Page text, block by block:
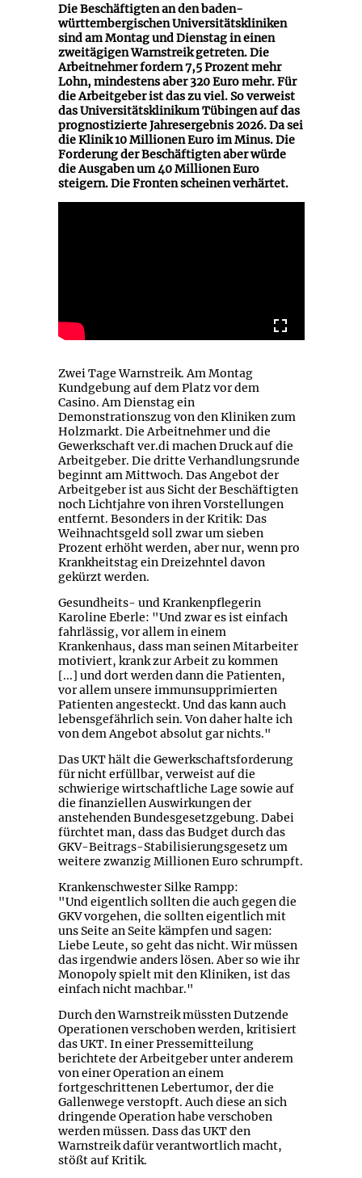
Die Beschäftigten an den baden-
württembergischen Universitätskliniken
sind am Montag und Dienstag in einen
zweitägigen Warnstreik getreten. Die
Arbeitnehmer fordern 7,5 Prozent mehr
Lohn, mindestens aber 320 Euro mehr. Für
die Arbeitgeber ist das zu viel. So verweist
das Universitätsklinikum Tübingen auf das
prognostizierte Jahresergebnis 2026. Da sei
die Klinik 10 Millionen Euro im Minus. Die
Forderung der Beschäftigten aber würde
die Ausgaben um 40 Millionen Euro
steigern. Die Fronten scheinen verhärtet.
Zwei Tage Warnstreik. Am Montag
Kundgebung auf dem Platz vor dem
Casino. Am Dienstag ein
Demonstrationszug von den Kliniken zum
Holzmarkt. Die Arbeitnehmer und die
Gewerkschaft ver.di machen Druck auf die
Arbeitgeber. Die dritte Verhandlungsrunde
beginnt am Mittwoch. Das Angebot der
Arbeitgeber ist aus Sicht der Beschäftigten
noch Lichtjahre von ihren Vorstellungen
entfernt. Besonders in der Kritik: Das
Weihnachtsgeld soll zwar um sieben
Prozent erhöht werden, aber nur, wenn pro
Krankheitstag ein Dreizehntel davon
gekürzt werden.
Gesundheits- und Krankenpflegerin
Karoline Eberle: "Und zwar es ist einfach
fahrlässig, vor allem in einem
Krankenhaus, dass man seinen Mitarbeiter
motiviert, krank zur Arbeit zu kommen
[...] und dort werden dann die Patienten,
vor allem unsere immunsupprimierten
Patienten angesteckt. Und das kann auch
lebensgefährlich sein. Von daher halte ich
von dem Angebot absolut gar nichts."
Das UKT hält die Gewerkschaftsforderung
für nicht erfüllbar, verweist auf die
schwierige wirtschaftliche Lage sowie auf
die finanziellen Auswirkungen der
anstehenden Bundesgesetzgebung. Dabei
fürchtet man, dass das Budget durch das
GKV-Beitrags-Stabilisierungsgesetz um
weitere zwanzig Millionen Euro schrumpft.
Krankenschwester Silke Rampp:
"Und eigentlich sollten die auch gegen die
GKV vorgehen, die sollten eigentlich mit
uns Seite an Seite kämpfen und sagen:
Liebe Leute, so geht das nicht. Wir müssen
das irgendwie anders lösen. Aber so wie ihr
Monopoly spielt mit den Kliniken, ist das
einfach nicht machbar."
Durch den Warnstreik müssten Dutzende
Operationen verschoben werden, kritisiert
das UKT. In einer Pressemitteilung
berichtete der Arbeitgeber unter anderem
von einer Operation an einem
fortgeschrittenen Lebertumor, der die
Gallenwege verstopft. Auch diese an sich
dringende Operation habe verschoben
werden müssen. Dass das UKT den
Warnstreik dafür verantwortlich macht,
stößt auf Kritik.